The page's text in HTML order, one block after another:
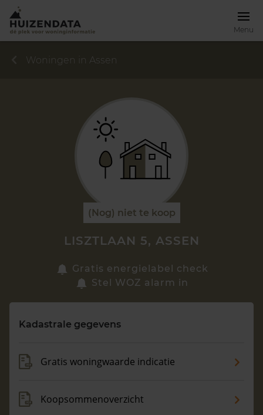
Menu
Zoek een woning
Maandag t/m vrijdag - 08:00 -18:00
Woningen in Assen
(Nog) niet te koop
LISZTLAAN 5, ASSEN
Gratis energielabel check
Stel WOZ alarm in
Kadastrale gegevens
Gratis woningwaarde indicatie
Koopsommenoverzicht